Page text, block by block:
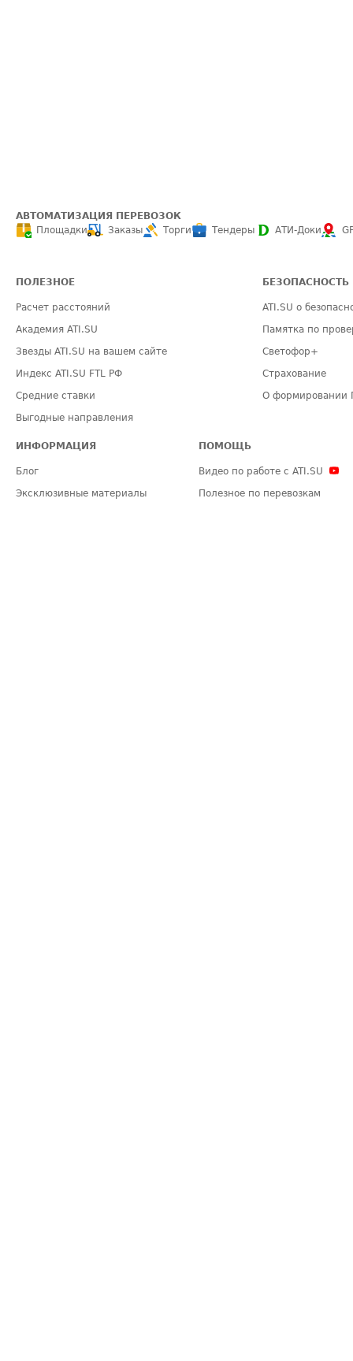
АВТОМАТИЗАЦИЯ ПЕРЕВОЗОК
Площадки
Заказы Торги Тендеры АТИ-Доки
ПОЛЕЗНОЕ
Расчет расстояний
Академия ATI.SU
Звезды ATI.SU на вашем сайте
Индекс ATI.SU FTL РФ
Средние ставки
Выгодные направления
БЕЗОПАСНОСТЬ
ATI.SU о
Памятка по
Светофор+
Страхование
О формировании
ИНФОРМАЦИЯ
Блог
Эксклюзивные материалы
ПОМОЩЬ
Видео по работе с ATI.SU
Полезное по перевозкам